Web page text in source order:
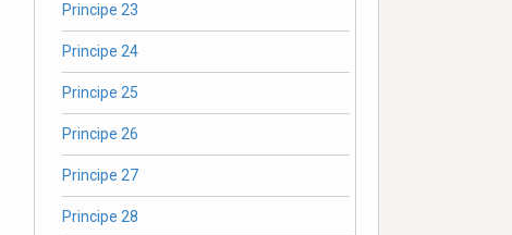
Principe 23
Principe 24
Principe 25
Principe 26
Principe 27
Principe 28